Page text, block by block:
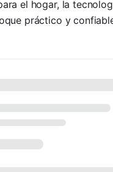
el hogar, la
práctico y